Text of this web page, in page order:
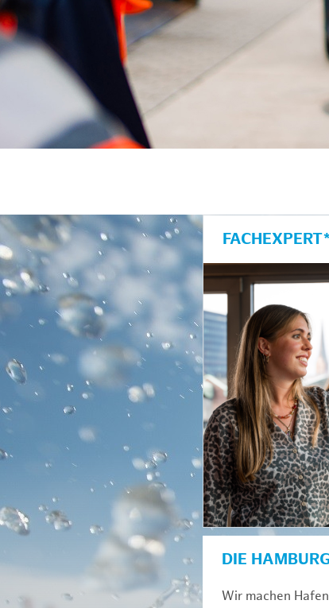
anzeigen/schließen
DIE
Wir machen